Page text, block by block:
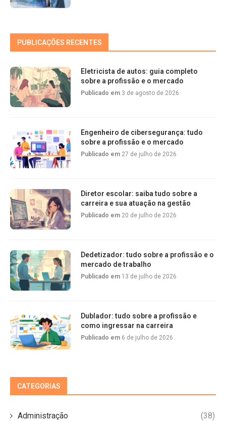
PUBLICAÇÕES RECENTES
Eletricista de autos: guia completo
sobre a profissão e o mercado
Publicado em 3 de agosto de 2026
Engenheiro de cibersegurança: tudo
sobre a profissão e o mercado
Publicado em 27 de julho de 2026
Diretor escolar: saiba tudo sobre a
carreira e sua atuação na gestão
Publicado em 20 de julho de 2026
Dedetizador: tudo sobre a profissão e o
mercado de trabalho
Publicado em 13 de julho de 2026
Dublador: tudo sobre a profissão e
como ingressar na carreira
Publicado em 6 de julho de 2026
CATEGORIAS
Administração (38)